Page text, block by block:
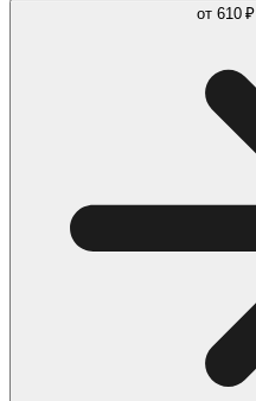
от 610 ₽